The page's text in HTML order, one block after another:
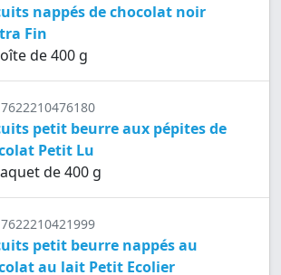
nappés de chocolat noir
Fin
de 400 g
petit beurre aux pépites de
Petit Lu
de 400 g
petit beurre nappés au
au lait Petit Ecolier